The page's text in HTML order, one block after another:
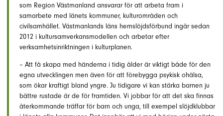
som Region Västmanland ansvarar för att arbeta fram i
samarbete med länets kommuner, kulturområden och
civilsamhället. Västmanlands läns hemslöjdsförbund ingår sedan
2012 i kultursamverkansmodellen och arbetar efter
verksamhetsinriktningen i kulturplanen.
– Att få skapa med händerna i tidig ålder är viktigt både för den
egna utvecklingen men även för att förebygga psykisk ohälsa,
som ökar kraftigt bland yngre. Ju tidigare vi kan stärka barnen ju
bättre rustade är de för framtiden. Vi jobbar för att det ska finnas
återkommande träffar för barn och unga, till exempel slöjdklubbar